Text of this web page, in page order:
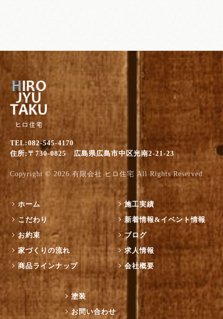
TEL:082-545-4170
住所:〒730-0825 広島県広島市中区光南2-21-23
Copyright © 2026 有限会社 ヒロ住宅 All Rights Reserved.
ホーム
こだわり
お約束
家づくりの流れ
商品ラインナップ
施工実績
新着情報&イベント情報
ブログ
求人情報
会社概要
塗装
お問い合わせ